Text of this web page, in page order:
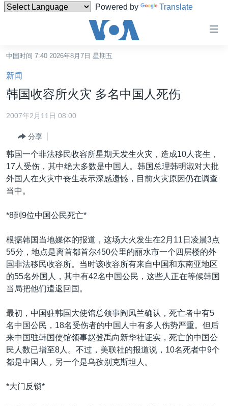
Powered by Translate
碍
链
接
跳
转
容
航
到
检
港澳
国际
最新国际新闻
印太
中东
非洲
美洲
全球议题
分类新闻
经济·金融·贸易
人权·法律·宗教
军事
劳工
环境
美中关系
热点专题
国会报道
美中关系
美国建国250周年
美国之音专访
重要讲话与声明
台海两岸关系
VOA今日焦点
中文广播
关注我们
其他语言网站
中国时间 7:40 2026年8月7日 星期五
新闻
韩国收容所火灾 多名中国人死伤
2007年2月11日 08:00
分享
韩国一个非法移民收容所星期天发生火灾，造成10人丧生，
17人受伤，其中绝大多数是中国人。韩国总理韩明淑对大批
外国人在火灾中丧生表示深感遗憾，目前火灾原因仍在调查
当中。
*8到9位中国公民死亡*
根据韩国当地媒体的报道，这场大火发生在2月11日凌晨3点
55分，地点是离首都首尔450公里的丽水市一个四层楼的外
国非法移民收容所。当时该收容所有来自中国和东南亚地区
的55名外国人，其中有42名中国公民，这些人正在等候韩国
当局把他们遣返回国。
最初，中国驻韩国大使馆总领事阎凤兰确认，死亡者中有5
名中国公民，18名受伤者的中国人中有多人伤势严重。但后
来中国驻韩国使馆领事赵登禹向新华社证实，死亡的中国公
民人数已增至8人。不过，美联社的报道说，10名死者中9个
都是中国人，另一个是乌孜别克斯坦人。
*大门反锁*